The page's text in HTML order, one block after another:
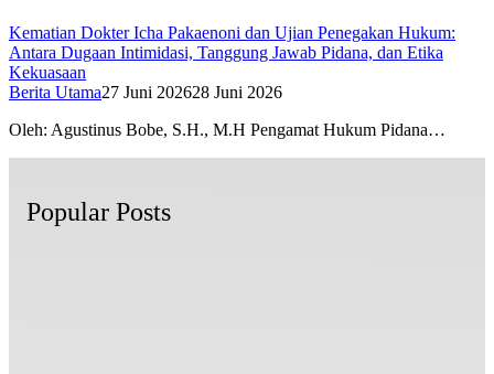
Kematian Dokter Icha Pakaenoni dan Ujian Penegakan Hukum:
Antara Dugaan Intimidasi, Tanggung Jawab Pidana, dan Etika
Kekuasaan
Berita Utama27 Juni 202628 Juni 2026
Oleh: Agustinus Bobe, S.H., M.H Pengamat Hukum Pidana…
Popular Posts